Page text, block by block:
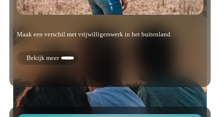
Maak een verschil met vrijwilligerswerk in het buitenland.
Bekijk meer